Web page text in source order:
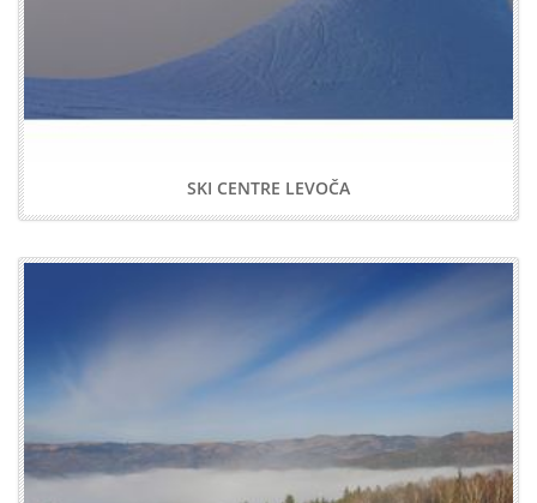
SKI CENTRE LEVOČA